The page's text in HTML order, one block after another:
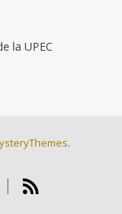
la UPEC
.
RSS